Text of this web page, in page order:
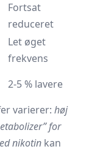
Fortsat
reduceret
Let øget
frekvens
2-5 % lavere
varierer: høj
for
nikotin kan